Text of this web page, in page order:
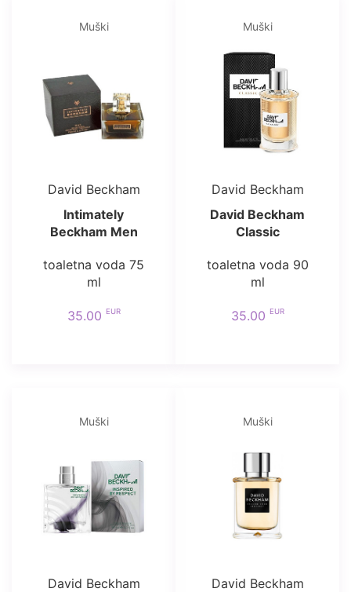
Muški
David Beckham
Intimately
Beckham Men
toaletna voda 75
ml
35.00 EUR
Muški
David Beckham
David Beckham
Classic
toaletna voda 90
ml
35.00 EUR
Muški
David Beckham
Muški
David Beckham